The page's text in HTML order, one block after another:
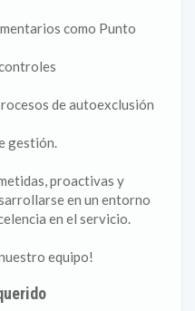
como Punto
de autoexclusión
gestión.
proactivas y
en un entorno
en el servicio.
equipo!